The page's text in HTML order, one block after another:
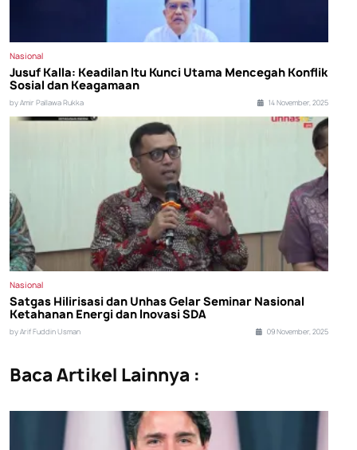
Nasional
Jusuf Kalla: Keadilan Itu Kunci Utama Mencegah Konflik
Sosial dan Keagamaan
by Amir Pallawa Rukka 14 November, 2025
Nasional
Satgas Hilirisasi dan Unhas Gelar Seminar Nasional
Ketahanan Energi dan Inovasi SDA
by Arif Fuddin Usman 09 November, 2025
Baca Artikel Lainnya :